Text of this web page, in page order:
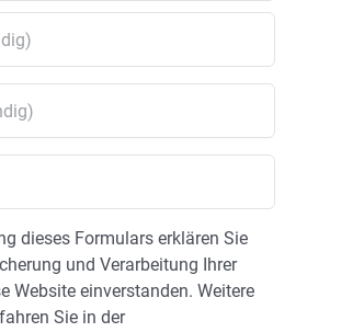
dieses Formulars erklären Sie
und Verarbeitung Ihrer
Website einverstanden. Weitere
Sie in der